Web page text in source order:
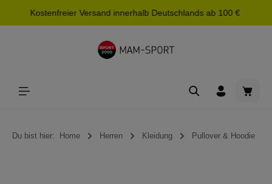
springen
Kostenfreier Versand innerhalb Deutschlands ab 100 €
Du bist hier: Home Herren Kleidung Pullover & Hoodie